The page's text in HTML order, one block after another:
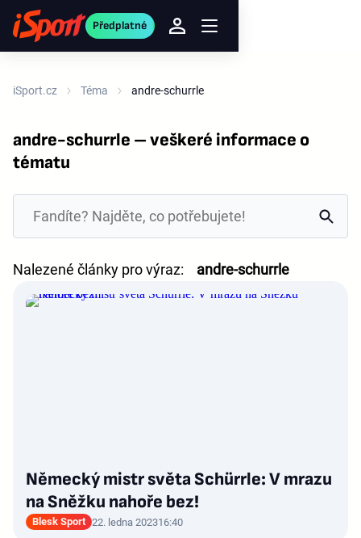
Předplatné
iSport.cz Téma andre-schurrle
andre-schurrle – veškeré informace o
tématu
Nalezené články pro výraz: andre-schurrle
Německý mistr světa Schürrle: V mrazu
na Sněžku nahoře bez!
Blesk Sport 22. ledna 202316:40